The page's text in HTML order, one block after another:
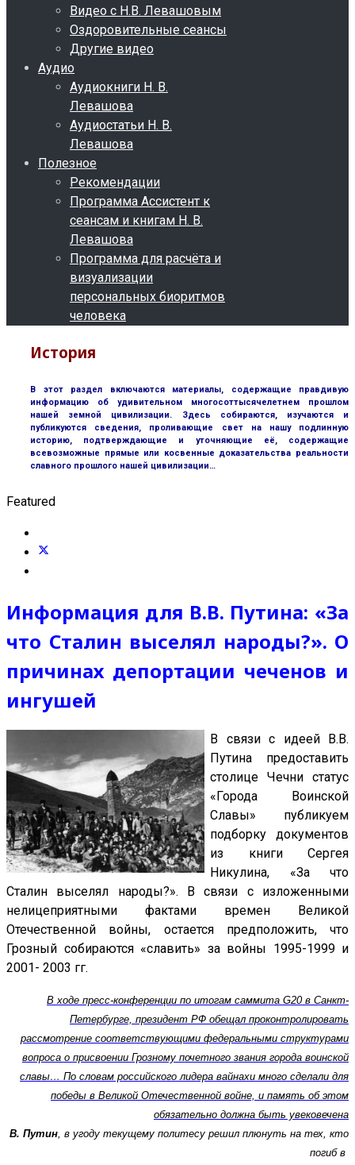
Видео с Н.В. Левашовым
Оздоровительные сеансы
Другие видео
Аудио
Аудиокниги Н. В.
Левашова
Аудиостатьи Н. В.
Левашова
Полезное
Рекомендации
Программа Ассистент к
сеансам и книгам Н. В.
Левашова
Программа для расчёта и
визуализации
персональных биоритмов
человека
История
В этот раздел включаются материалы, содержащие правдивую
информацию об удивительном многосоттысячелетнем прошлом
нашей земной цивилизации. Здесь собираются, изучаются и
публикуются сведения, проливающие свет на нашу подлинную
историю, подтверждающие и уточняющие её, содержащие
всевозможные прямые или косвенные доказательства реальности
славного прошлого нашей цивилизации…
Featured
Информация для В.В. Путина: «За
что Сталин выселял народы?». О
причинах депортации чеченов и
ингушей
В связи с идеей В.В.
Путина предоставить
столице Чечни статус
«Города Воинской
Славы» публикуем
подборку документов
из книги Сергея
Никулина, «За что
Сталин выселял народы?». В связи с изложенными
нелицеприятными фактами времен Великой
Отечественной войны, остается предположить, что
Грозный собираются «славить» за войны 1995-1999 и
2001- 2003 гг.
В ходе пресс-конференции по итогам саммита G20 в Санкт-
Петербурге, президент РФ обещал проконтролировать
рассмотрение соответствующими федеральными структурами
вопроса о присвоении Грозному почетного звания города воинской
славы… По словам российского лидера вайнахи много сделали для
победы в Великой Отечественной войне, и память об этом
обязательно должна быть увековечена
В. Путин, в угоду текущему политесу решил плюнуть на тех, кто
погиб в